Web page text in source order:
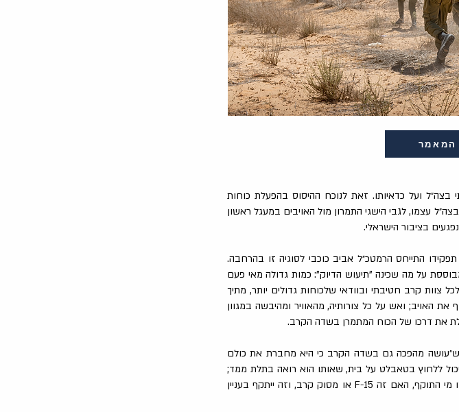
המאמר
ועל כדאיותו. זאת לנוכח ההיסוס בהפעלת כוחות
עצמו, לגבי הישגי התמרון מול האויבים במעגל ראשון
בציבור הישראלי.
התייחס הרמטכ״ל אביב כוכבי לסוגיה זו בהרחבה.
על מה שכינה "תיעוש הדיוק": כמות גדולה מאי פעם
צוות קרב חטיבתי ובוודאי שלכוחות גדולים יותר, מתיך
האויב; ואש על כל צורותיה, מהאוויר ומהיבשה במגוון
את דרכו של הכוח המתמרן בשדה הקרב.
ש״עושה מהפכה גם בשדה הקרב כי היא מחברת את כולם
כל מי שנמצא במערכת המתקדמת שלנו, צי״ד 750, יכול ללחוץ בטאבלט על בית, שאותו הוא רואה בתלת ממד;
המטרה הזו תופיע בכל המערכות של אמצעי התקיפה, יחליטו מי התוקף, האם זה 15-F או מסוק קרב, וזה ייתקף בעניין